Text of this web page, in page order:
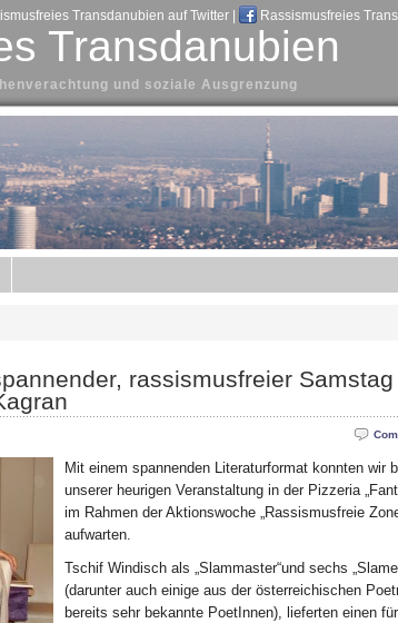
Transdanubien auf Twitter Rassismusfreies
Transdanubien
und soziale Ausgrenzung
rassismusfreier Samstag
Mit einem spannenden Literaturformat konnten wir
unserer heurigen Veranstaltung in der Pizzeria
im Rahmen der Aktionswoche „Rassismusfreie
aufwarten.
Tschif Windisch als „Slammaster“und sechs
(darunter auch einige aus der österreichischen
bereits sehr bekannte PoetInnen), lieferten einen